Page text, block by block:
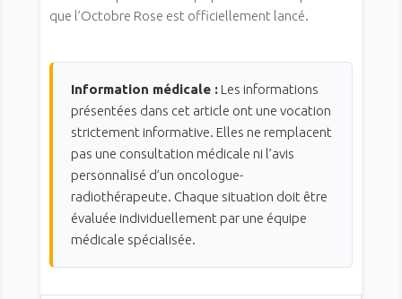
que l’Octobre Rose est officiellement lancé.
Information médicale :Les informations
présentées dans cet article ont une vocation
strictement informative. Elles ne remplacent
pas une consultation médicale ni l’avis
personnalisé d’un oncologue-
radiothérapeute. Chaque situation doit être
évaluée individuellement par une équipe
médicale spécialisée.